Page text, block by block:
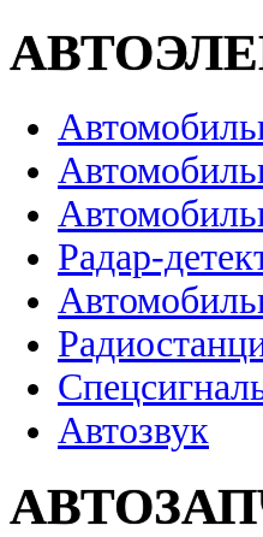
Радар-
Автозвук